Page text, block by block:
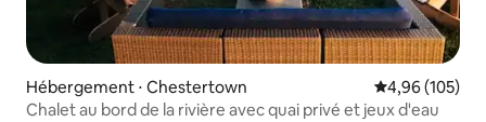
Hébergement ⋅ Chestertown Évaluation
4,96 (105)
Chalet au bord de la rivière avec quai privé et jeux d'eau